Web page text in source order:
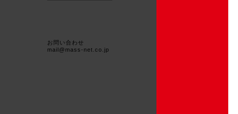
お問い合わせ
mail@mass-net.co.jp